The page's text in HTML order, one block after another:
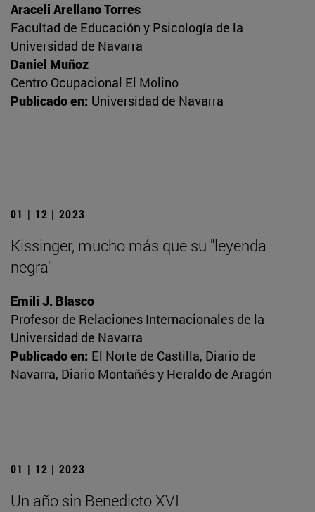
Araceli Arellano Torres
Facultad de Educación y Psicología de la
Universidad de Navarra
Daniel Muñoz
Centro Ocupacional El Molino
Publicado en: Universidad de Navarra
01 | 12 | 2023
Kissinger, mucho más que su "leyenda
negra"
Emili J. Blasco
Profesor de Relaciones Internacionales de la
Universidad de Navarra
Publicado en: El Norte de Castilla, Diario de
Navarra, Diario Montañés y Heraldo de Aragón
01 | 12 | 2023
Un año sin Benedicto XVI